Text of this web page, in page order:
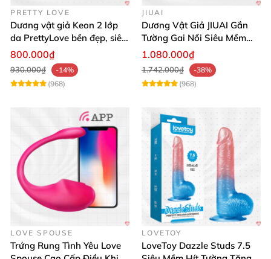
PRETTY LOVE
Dương vật giả Keon 2 lớp
da PrettyLove bền đẹp, siêu
mềm mại
800.000₫
930.000₫
-14%
(968)
JIUAI
Dương Vật Giả JIUAI Gắn
Tường Gai Nổi Siêu Mềm
Thoải Mái Mua Ngay
1.080.000₫
1.742.000₫
-38%
(968)
LOVE SPOUSE
Trứng Rung Tình Yêu Love
LOVETOY
LoveToy Dazzle Studs 7.5